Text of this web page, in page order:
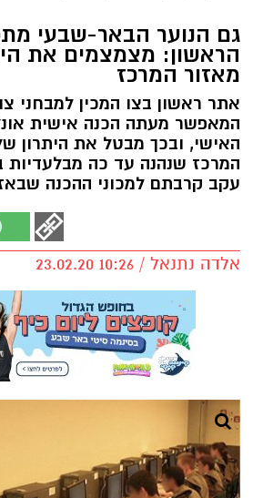
גם הנוער הבאר-שבעי
הראשון: מצמצמים את
מאזור המרכז
אתר ראשון בצו המכין למבחני
המאפשר מעתה הכנה אישית
האישי, ובכך מבטל את היתרון
המרכז שנהנה עד כה מבלעדיות
עקב קרבתם למכוני ההכנה
אלדה נתנאל / 10:26 23.02.20